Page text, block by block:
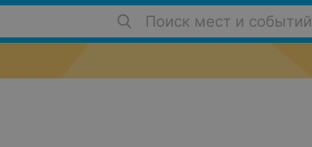
Поиск мест и событий